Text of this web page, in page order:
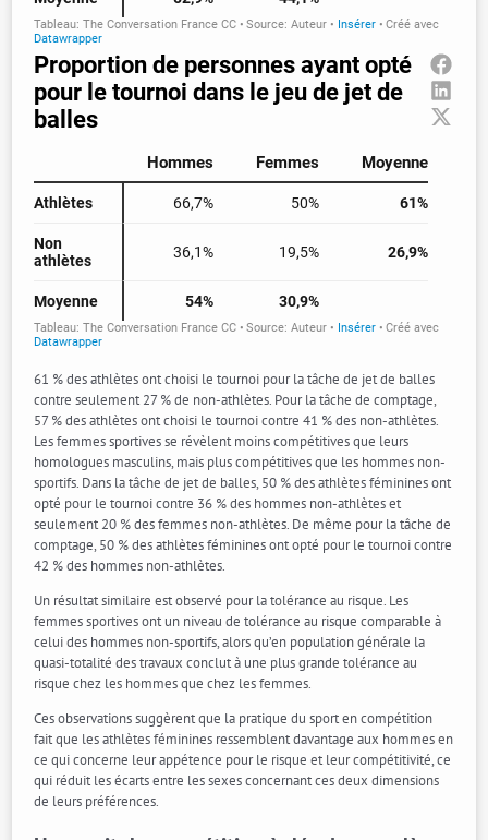
61 % des athlètes ont choisi le tournoi pour la tâche de jet de balles
contre seulement 27 % de non-athlètes. Pour la tâche de comptage,
57 % des athlètes ont choisi le tournoi contre 41 % des non-athlètes.
Les femmes sportives se révèlent moins compétitives que leurs
homologues masculins, mais plus compétitives que les hommes non-
sportifs. Dans la tâche de jet de balles, 50 % des athlètes féminines ont
opté pour le tournoi contre 36 % des hommes non-athlètes et
seulement 20 % des femmes non-athlètes. De même pour la tâche de
comptage, 50 % des athlètes féminines ont opté pour le tournoi contre
42 % des hommes non-athlètes.
Un résultat similaire est observé pour la tolérance au risque. Les
femmes sportives ont un niveau de tolérance au risque comparable à
celui des hommes non-sportifs, alors qu’en population générale la
quasi-totalité des travaux conclut à une plus grande tolérance au
risque chez les hommes que chez les femmes.
Ces observations suggèrent que la pratique du sport en compétition
fait que les athlètes féminines ressemblent davantage aux hommes en
ce qui concerne leur appétence pour le risque et leur compétitivité, ce
qui réduit les écarts entre les sexes concernant ces deux dimensions
de leurs préférences.